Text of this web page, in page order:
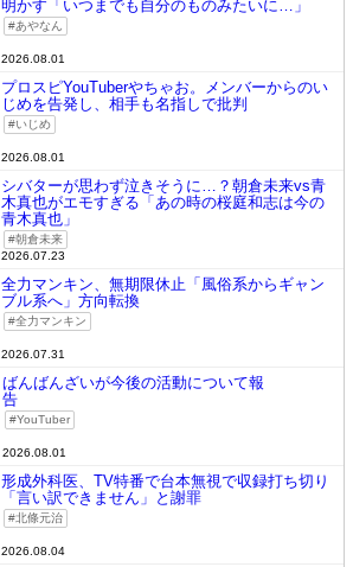
明かす「いつまでも自分のものみたいに…」
あやなん
2026.08.01
プロスピYouTuberやちゃお。メンバーからのい
じめを告発し、相手も名指しで批判
いじめ
2026.08.01
シバターが思わず泣きそうに…？朝倉未来vs青
木真也がエモすぎる「あの時の桜庭和志は今の
青木真也」
朝倉未来
2026.07.23
全力マンキン、無期限休止「風俗系からギャン
ブル系へ」方向転換
全力マンキン
2026.07.31
ばんばんざいが今後の活動について報
告
YouTuber
2026.08.01
形成外科医、TV特番で台本無視で収録打ち切り
「言い訳できません」と謝罪
北條元治
2026.08.04